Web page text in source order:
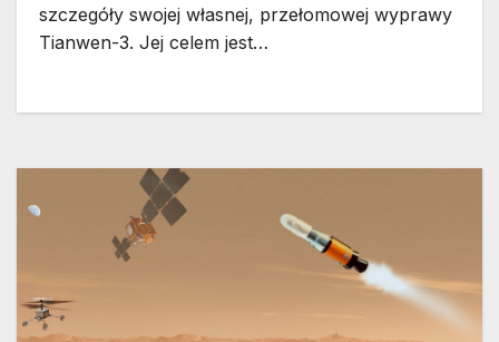
szczegóły swojej własnej, przełomowej wyprawy
Tianwen-3. Jej celem jest…